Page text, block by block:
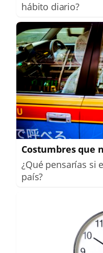
hábito diario?
Costumbres que
¿Qué pensarías si
país?